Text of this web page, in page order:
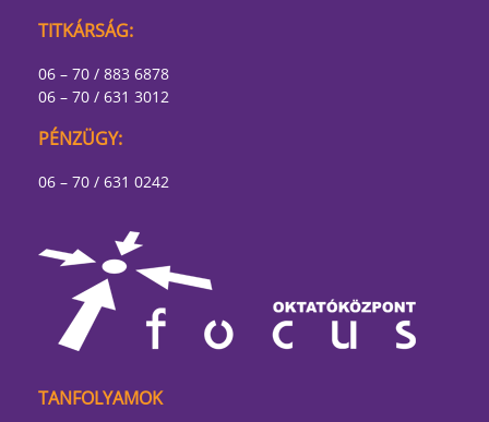
TITKÁRSÁG:
06 – 70 / 883 6878
06 – 70 / 631 3012
PÉNZÜGY:
06 – 70 / 631 0242
TANFOLYAMOK